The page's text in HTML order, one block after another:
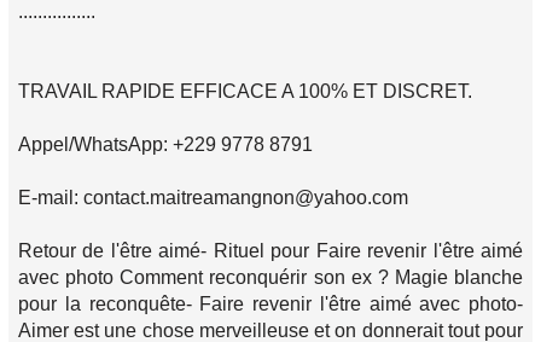
................
TRAVAIL RAPIDE EFFICACE A 100% ET DISCRET.
Appel/WhatsApp: +229 9778 8791
E-mail: contact.maitreamangnon@yahoo.com
Retour de l'être aimé- Rituel pour Faire revenir l'être aimé
avec photo Comment reconquérir son ex ? Magie blanche
pour la reconquête- Faire revenir l'être aimé avec photo-
Aimer est une chose merveilleuse et on donnerait tout pour